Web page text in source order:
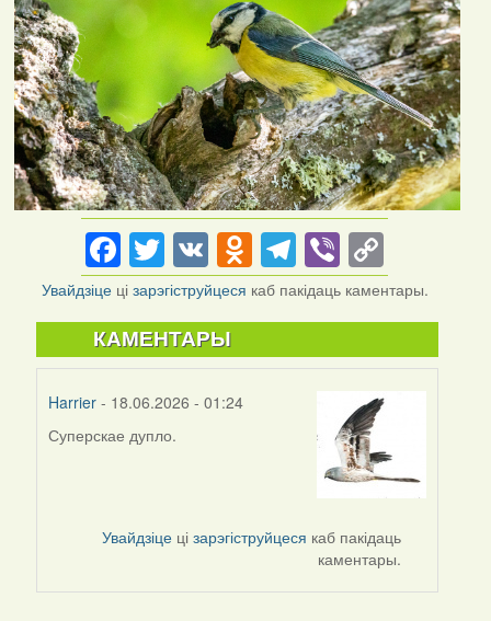
Facebook
Twitter
VKOdnoklassniki
Telegram
Viber
Link
Увайдзіце цізарэгіструйцеся каб пакідаць каментары.
КАМЕНТАРЫ
Harrier - 18.06.2026 - 01:24
Суперскае дупло.
Увайдзіце цізарэгіструйцеся каб пакідаць
каментары.